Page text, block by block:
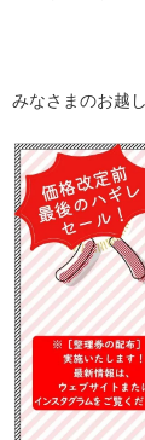
みなさまのお越